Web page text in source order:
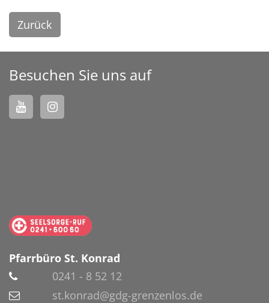
Zurück
Besuchen Sie uns auf
Pfarrbüro St. Konrad
0241 - 8 52 12
st.konrad@gdg-grenzenlos.de